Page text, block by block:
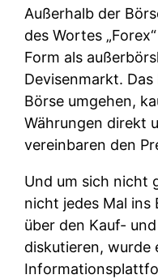
Außerhalb der
des Wortes
Form als
Devisenmarkt.
Börse umgehen,
Währungen direkt
vereinbaren den
Und um sich nicht
nicht jedes Mal ins
über den Kauf-
diskutieren, wurde